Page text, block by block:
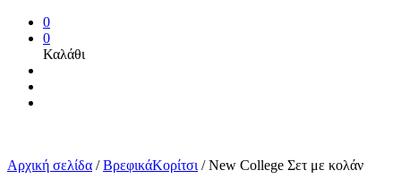
0
0
Καλάθι
Αρχική σελίδα / ΒρεφικάΚορίτσι /New College Σετ με κολάν